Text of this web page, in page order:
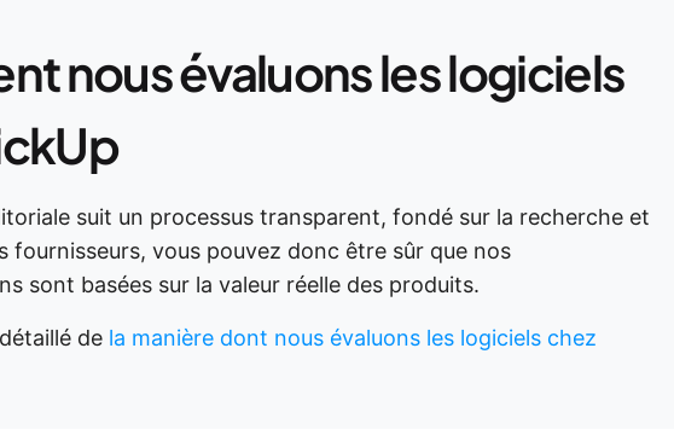
nous évaluons les logiciels
suit un processus transparent, fondé sur la recherche et
fournisseurs, vous pouvez donc être sûr que nos
sont basées sur la valeur réelle des produits.
de la manière dont nous évaluons les logiciels chez